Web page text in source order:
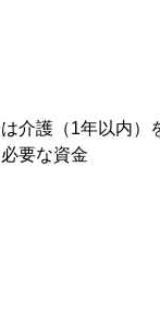
介護（1年以内）
要な資金